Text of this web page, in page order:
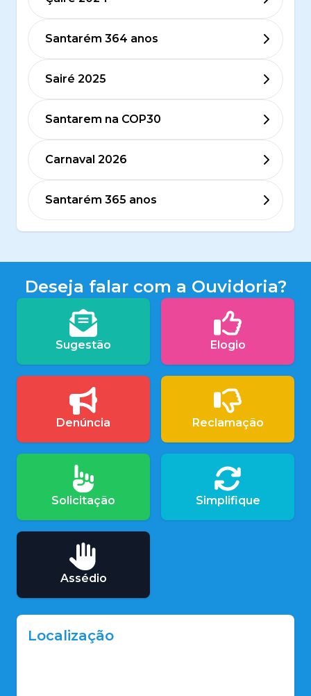
Santarém 364 anos
Sairé 2025
Santarem na COP30
Carnaval 2026
Santarém 365 anos
Deseja falar com a Ouvidoria?
Sugestão Elogio
Denúncia Reclamação
Solicitação Simplifique
Assédio
Localização